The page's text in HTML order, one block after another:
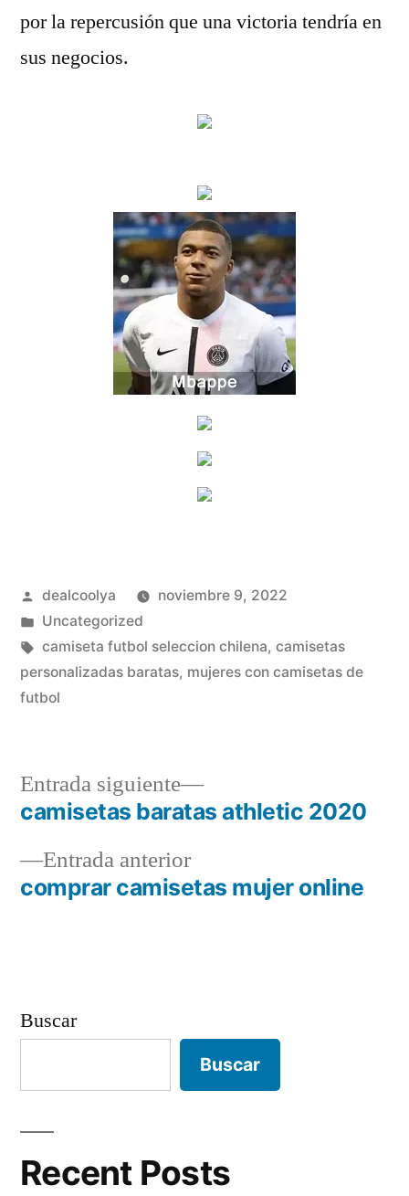
por la repercusión que una victoria tendría en
sus negocios.
Publicado
por
dealcoolya
noviembre 9, 2022
Publicado
en
Uncategorized
Etiquetas:
camiseta futbol seleccion chilena, camisetas
personalizadas baratas, mujeres con camisetas de
futbol
Navegación
de
entradas
Entrada anteriorEntrada
anterior:
comprar camisetas mujer online
Entrada siguiente
Entrada
siguiente:
camisetas baratas athletic 2020
Buscar
Buscar
Recent Posts